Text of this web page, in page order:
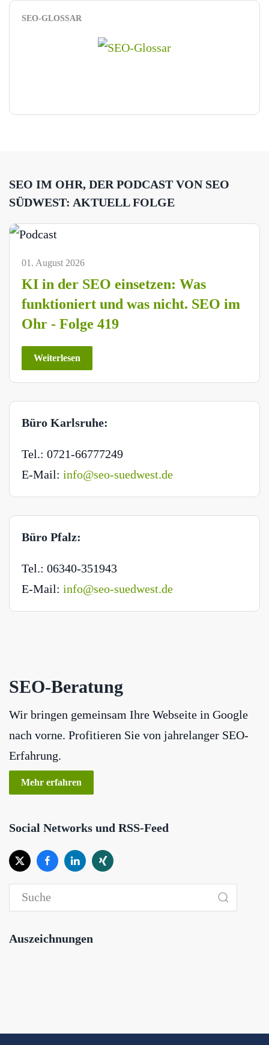
SEO-GLOSSAR
SEO IM OHR, DER PODCAST VON SEO
SÜDWEST: AKTUELL FOLGE
01. August 2026
KI in der SEO einsetzen: Was
funktioniert und was nicht. SEO im
Ohr - Folge 419
Weiterlesen
Büro Karlsruhe:
Tel.: 0721-66777249
E-Mail: info@seo-suedwest.de
Büro Pfalz:
Tel.: 06340-351943
E-Mail: info@seo-suedwest.de
SEO-Beratung
Wir bringen gemeinsam Ihre Webseite in Google
nach vorne. Profitieren Sie von jahrelanger SEO-
Erfahrung.
Mehr erfahren
Social Networks und RSS-Feed
Auszeichnungen